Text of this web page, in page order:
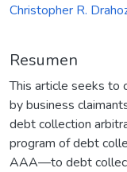
Christopher R.
Resumen
This article seeks to
by business
debt collection
program of debt
AAA—to debt